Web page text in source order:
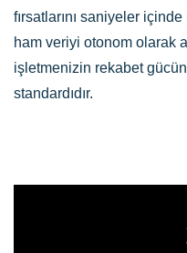
fırsatlarını saniyeler
ham veriyi otonom olarak
işletmenizin rekabet
standardıdır.